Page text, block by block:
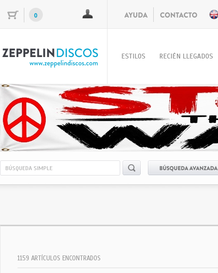
0
ESTILOS RECIÉN LLEGADOS
1159 ARTÍCULOS ENCONTRADOS